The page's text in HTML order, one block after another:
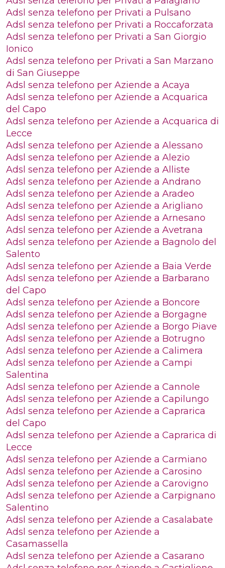
Adsl senza telefono per Privati a Pulsano
Adsl senza telefono per Privati a Roccaforzata
Adsl senza telefono per Privati a San Giorgio
Ionico
Adsl senza telefono per Privati a San Marzano
di San Giuseppe
Adsl senza telefono per Aziende a Acaya
Adsl senza telefono per Aziende a Acquarica
del Capo
Adsl senza telefono per Aziende a Acquarica di
Lecce
Adsl senza telefono per Aziende a Alessano
Adsl senza telefono per Aziende a Alezio
Adsl senza telefono per Aziende a Alliste
Adsl senza telefono per Aziende a Andrano
Adsl senza telefono per Aziende a Aradeo
Adsl senza telefono per Aziende a Arigliano
Adsl senza telefono per Aziende a Arnesano
Adsl senza telefono per Aziende a Avetrana
Adsl senza telefono per Aziende a Bagnolo del
Salento
Adsl senza telefono per Aziende a Baia Verde
Adsl senza telefono per Aziende a Barbarano
del Capo
Adsl senza telefono per Aziende a Boncore
Adsl senza telefono per Aziende a Borgagne
Adsl senza telefono per Aziende a Borgo Piave
Adsl senza telefono per Aziende a Botrugno
Adsl senza telefono per Aziende a Calimera
Adsl senza telefono per Aziende a Campi
Salentina
Adsl senza telefono per Aziende a Cannole
Adsl senza telefono per Aziende a Capilungo
Adsl senza telefono per Aziende a Caprarica
del Capo
Adsl senza telefono per Aziende a Caprarica di
Lecce
Adsl senza telefono per Aziende a Carmiano
Adsl senza telefono per Aziende a Carosino
Adsl senza telefono per Aziende a Carovigno
Adsl senza telefono per Aziende a Carpignano
Salentino
Adsl senza telefono per Aziende a Casalabate
Adsl senza telefono per Aziende a
Casamassella
Adsl senza telefono per Aziende a Casarano